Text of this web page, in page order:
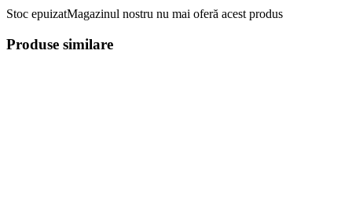
Stoc epuizatMagazinul nostru nu mai oferă acest produs
Produse similare